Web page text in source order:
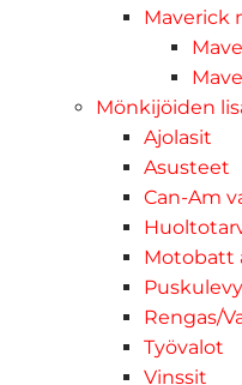
Maverick
Mönkijöiden
Ajolasit
Asusteet
Can-Am
Motobatt
Rengas/
Työvalot
Vinssit